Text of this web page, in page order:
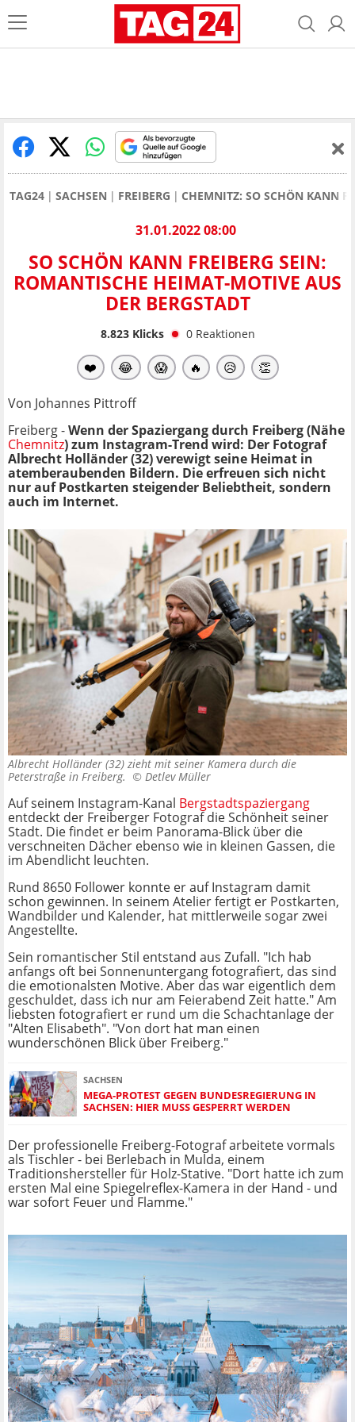
TAG24 SACHSEN FREIBERG CHEMNITZ: SO SCHÖN KANN
31.01.2022 08:00
SO SCHÖN KANN FREIBERG SEIN:
ROMANTISCHE HEIMAT-MOTIVE AUS
DER BERGSTADT
8.823Klicks 0 Reaktionen
❤️ 😂 😱 🔥 😥 👏
Von Johannes Pittroff
Freiberg -Wenn der Spaziergang durch Freiberg (Nähe
Chemnitz) zum Instagram-Trend wird: Der Fotograf
Albrecht Holländer (32) verewigt seine Heimat in
atemberaubenden Bildern. Die erfreuen sich nicht
nur auf Postkarten steigender Beliebtheit, sondern
auch im Internet.
Albrecht Holländer (32) zieht mit seiner Kamera durch die
Peterstraße in Freiberg. © Detlev Müller
Auf seinem Instagram-Kanal Bergstadtspaziergang
entdeckt der Freiberger Fotograf die Schönheit seiner
Stadt. Die findet er beim Panorama-Blick über die
verschneiten Dächer ebenso wie in kleinen Gassen, die
im Abendlicht leuchten.
Rund 8650 Follower konnte er auf Instagram damit
schon gewinnen. In seinem Atelier fertigt er Postkarten,
Wandbilder und Kalender, hat mittlerweile sogar zwei
Angestellte.
Sein romantischer Stil entstand aus Zufall. "Ich hab
anfangs oft bei Sonnenuntergang fotografiert, das sind
die emotionalsten Motive. Aber das war eigentlich dem
geschuldet, dass ich nur am Feierabend Zeit hatte." Am
liebsten fotografiert er rund um die Schachtanlage der
"Alten Elisabeth". "Von dort hat man einen
wunderschönen Blick über Freiberg."
SACHSEN
MEGA-PROTEST GEGEN BUNDESREGIERUNG IN
SACHSEN: HIER MUSS GESPERRT WERDEN
Der professionelle Freiberg-Fotograf arbeitete vormals
als Tischler - bei Berlebach in Mulda, einem
Traditionshersteller für Holz-Stative. "Dort hatte ich zum
ersten Mal eine Spiegelreflex-Kamera in der Hand - und
war sofort Feuer und Flamme."